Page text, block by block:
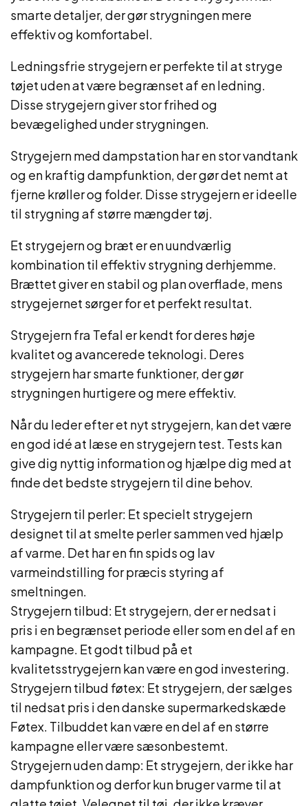
smarte detaljer, der gør strygningen mere
effektiv og komfortabel.
Ledningsfrie strygejern er perfekte til at stryge
tøjet uden at være begrænset af en ledning.
Disse strygejern giver stor frihed og
bevægelighed under strygningen.
Strygejern med dampstation har en stor vandtank
og en kraftig dampfunktion, der gør det nemt at
fjerne krøller og folder. Disse strygejern er ideelle
til strygning af større mængder tøj.
Et strygejern og bræt er en uundværlig
kombination til effektiv strygning derhjemme.
Brættet giver en stabil og plan overflade, mens
strygejernet sørger for et perfekt resultat.
Strygejern fra Tefal er kendt for deres høje
kvalitet og avancerede teknologi. Deres
strygejern har smarte funktioner, der gør
strygningen hurtigere og mere effektiv.
Når du leder efter et nyt strygejern, kan det være
en god idé at læse en strygejern test. Tests kan
give dig nyttig information og hjælpe dig med at
finde det bedste strygejern til dine behov.
Strygejern til perler: Et specielt strygejern
designet til at smelte perler sammen ved hjælp
af varme. Det har en fin spids og lav
varmeindstilling for præcis styring af
smeltningen.
Strygejern tilbud: Et strygejern, der er nedsat i
pris i en begrænset periode eller som en del af en
kampagne. Et godt tilbud på et
kvalitetsstrygejern kan være en god investering.
Strygejern tilbud føtex: Et strygejern, der sælges
til nedsat pris i den danske supermarkedskæde
Føtex. Tilbuddet kan være en del af en større
kampagne eller være sæsonbestemt.
Strygejern uden damp: Et strygejern, der ikke har
dampfunktion og derfor kun bruger varme til at